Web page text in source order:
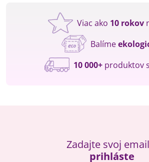
Viac ako 10 rokov
Balíme
10 000+produktov
Zadajte svoj
prihláste